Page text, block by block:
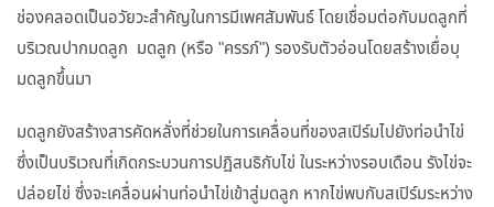
ช่องคลอดเป็นอวัยวะสำคัญในการมีเพศสัมพันธ์ โดยเชื่อมต่อกับมดลูกที่
บริเวณปากมดลูก มดลูก (หรือ "ครรภ์") รองรับตัวอ่อนโดยสร้างเยื่อบุ
มดลูกขึ้นมา
มดลูกยังสร้างสารคัดหลั่งที่ช่วยในการเคลื่อนที่ของสเปิร์มไปยังท่อนำไข่
ซึ่งเป็นบริเวณที่เกิดกระบวนการปฏิสนธิกับไข่ ในระหว่างรอบเดือน รังไข่จะ
ปล่อยไข่ ซึ่งจะเคลื่อนผ่านท่อนำไข่เข้าสู่มดลูก หากไข่พบกับสเปิร์มระหว่าง